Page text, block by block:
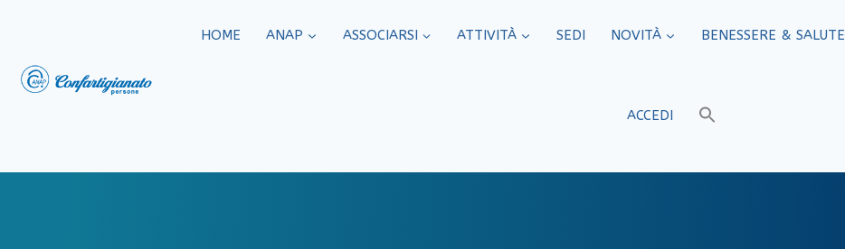
HOME ANAP ASSOCIARSI ATTIVITÀ SEDI​ NOVITÀ BENESSERE & SALUTE
ACCEDI